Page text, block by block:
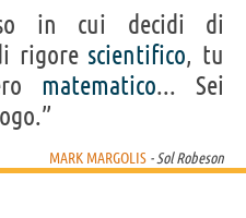
in cui decidi di
rigore scientifico, tu
matematico... Sei
MARK MARGOLIS - Sol Robeson